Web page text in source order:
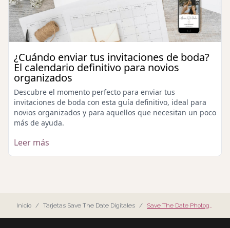
¿Cuándo enviar tus invitaciones de boda?
El calendario definitivo para novios
organizados
Descubre el momento perfecto para enviar tus
invitaciones de boda con esta guía definitivo, ideal para
novios organizados y para aquellos que necesitan un poco
más de ayuda.
Leer más
Inicio / Tarjetas Save The Date Digitales / Save The Date Photograph